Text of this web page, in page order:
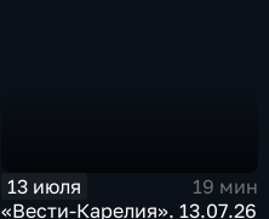
13 июля
19 мин
«Вести-Карелия». 13.07.26